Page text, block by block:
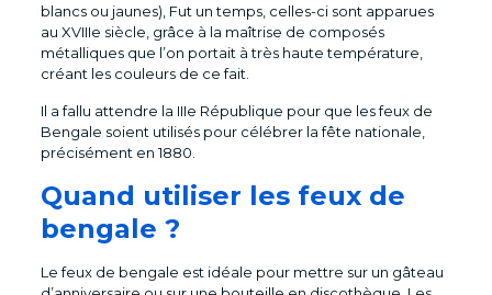
blancs ou jaunes), Fut un temps, celles-ci sont apparues
au XVIIIe siècle, grâce à la maîtrise de composés
métalliques que l’on portait à très haute température,
créant les couleurs de ce fait.
Il a fallu attendre la IIIe République pour que les feux de
Bengale soient utilisés pour célébrer la fête nationale,
précisément en 1880.
Quand utiliser les feux de
bengale ?
Le feux de bengale est idéale pour mettre sur un gâteau